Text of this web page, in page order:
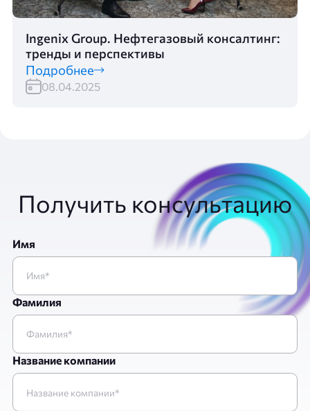
Ingenix Group. Нефтегазовый консалтинг:
тренды и перспективы
Подробнее
08.04.2025
Получить консультацию
Имя
Фамилия
Название компании